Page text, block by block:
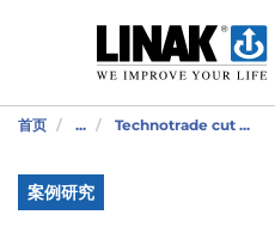
首页 ... Technotrade cut ...
案例研究